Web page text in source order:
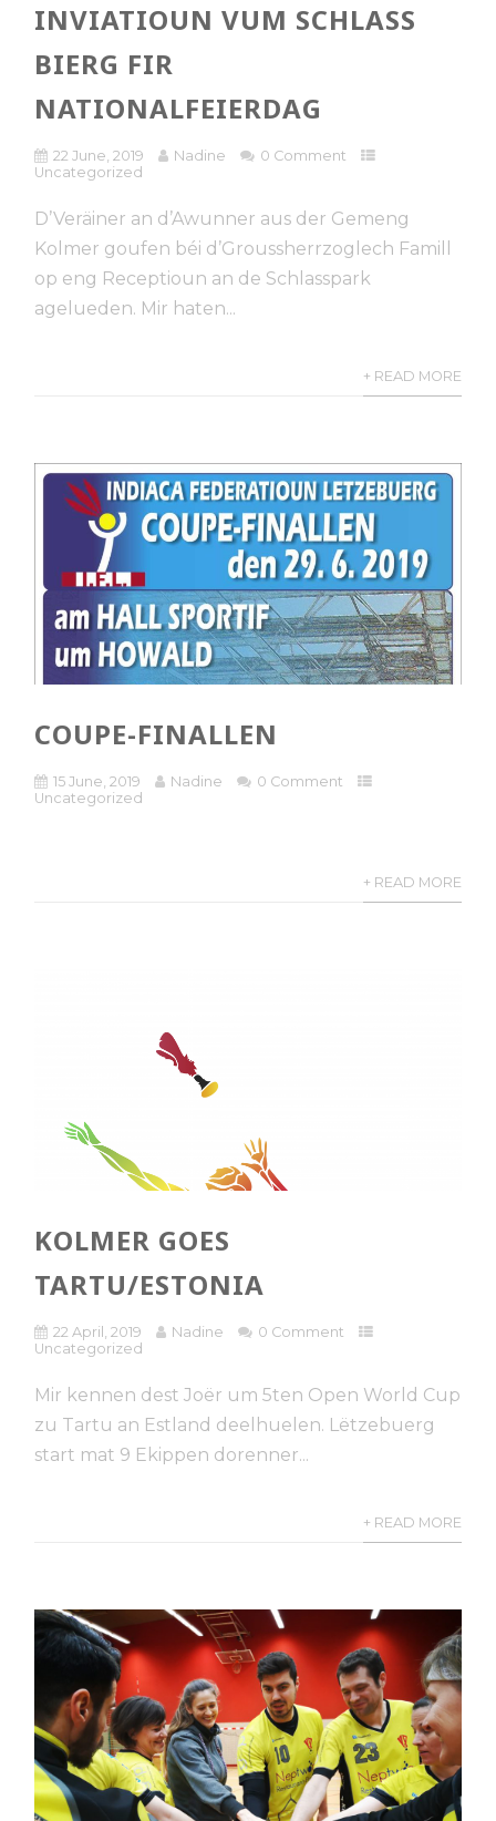
INVIATIOUN VUM SCHLASS
BIERG FIR
NATIONALFEIERDAG
22 June, 2019 Nadine
0 Comment
Uncategorized
D’Veräiner an d’Awunner aus der Gemeng
Kolmer goufen béi d’Groussherrzoglech Famill
op eng Receptioun an de Schlasspark
agelueden. Mir haten...
+ READ MORE
COUPE-FINALLEN
15 June, 2019 Nadine
0 Comment
Uncategorized
+ READ MORE
KOLMER GOES
TARTU/ESTONIA
22 April, 2019 Nadine
0 Comment
Uncategorized
Mir kennen dest Joër um 5ten Open World Cup
zu Tartu an Estland deelhuelen. Lëtzebuerg
start mat 9 Ekippen dorenner...
+ READ MORE